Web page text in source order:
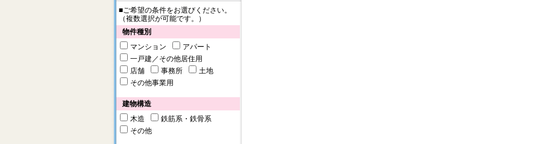
■ご希望の条件をお選びください。
（複数選択が可能です。）
物件種別
マンション
アパート
一戸建／その他居住用
店舗
事務所
土地
その他事業用
建物構造
木造
鉄筋系・鉄骨系
その他